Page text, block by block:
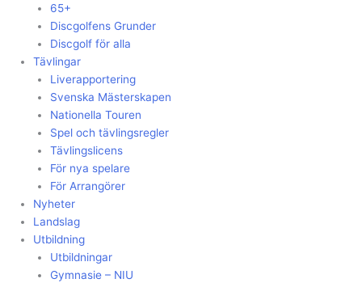
65+
Discgolfens Grunder
Discgolf för alla
Tävlingar
Liverapportering
Svenska Mästerskapen
Nationella Touren
Spel och tävlingsregler
Tävlingslicens
För nya spelare
För Arrangörer
Nyheter
Landslag
Utbildning
Utbildningar
Gymnasie – NIU